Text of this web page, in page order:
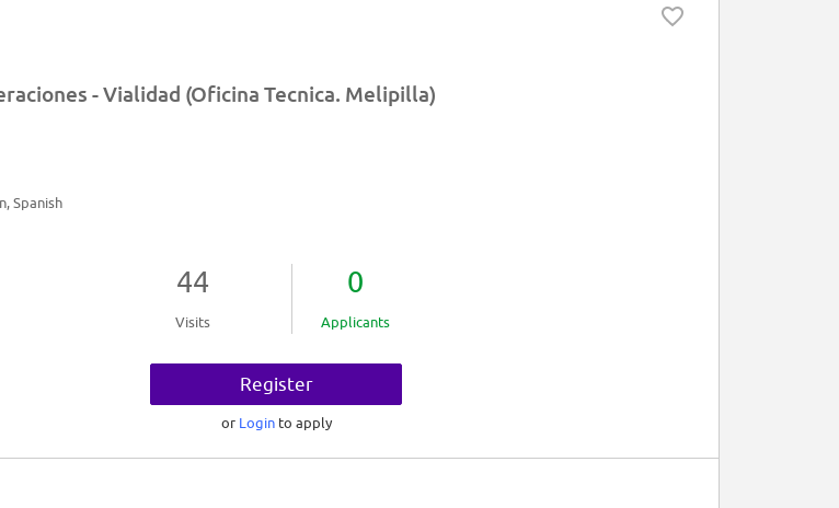
- Vialidad (Oficina Tecnica. Melipilla)
Spanish
44
Visits
0
Applicants
Register
or Login to apply